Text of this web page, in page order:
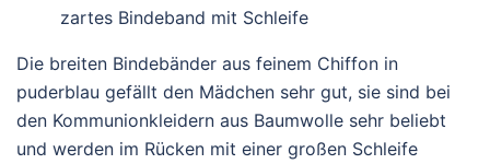
zartes Bindeband mit Schleife
Die breiten Bindebänder aus feinem Chiffon in
puderblau gefällt den Mädchen sehr gut, sie sind bei
den Kommunionkleidern aus Baumwolle sehr beliebt
und werden im Rücken mit einer großen Schleife